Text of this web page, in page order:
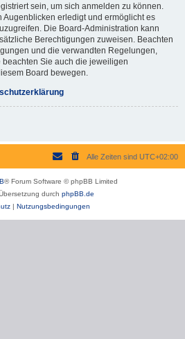
sein, um sich anmelden zu können.
erledigt und ermöglicht es
Die Board-Administration kann
Berechtigungen zuweisen. Beachten
und die verwandten Regelungen,
Sie auch die jeweiligen
Board bewegen.
Alle Zeiten sind UTC+02:00
® Forum Software © phpBB Limited
durch phpBB.de
| Nutzungsbedingungen